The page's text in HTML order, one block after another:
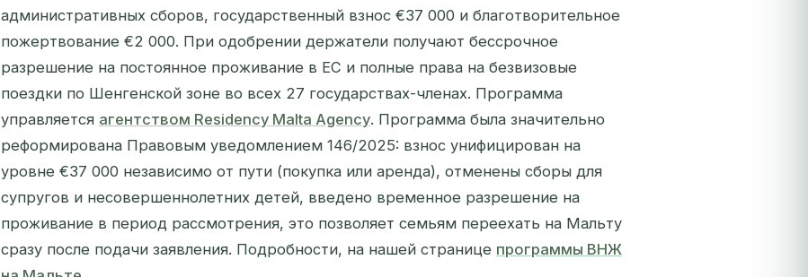
административных сборов, государственный взнос €37 000 и благотворительное
пожертвование €2 000. При одобрении держатели получают бессрочное
разрешение на постоянное проживание в ЕС и полные права на безвизовые
поездки по Шенгенской зоне во всех 27 государствах-членах. Программа
управляется агентством Residency Malta Agency. Программа была значительно
реформирована Правовым уведомлением 146/2025: взнос унифицирован на
уровне €37 000 независимо от пути (покупка или аренда), отменены сборы для
супругов и несовершеннолетних детей, введено временное разрешение на
проживание в период рассмотрения, это позволяет семьям переехать на Мальту
сразу после подачи заявления. Подробности, на нашей странице программы ВНЖ